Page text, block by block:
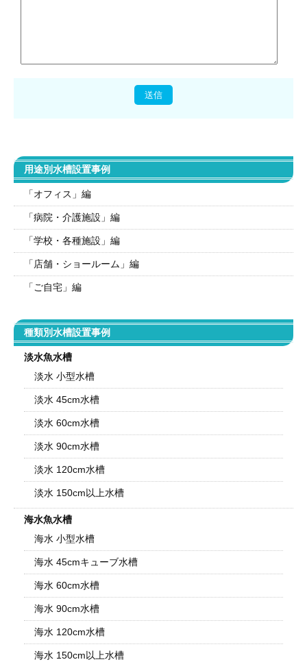
用途別水槽設置事例
「オフィス」編
「病院・介護施設」編
「学校・各種施設」編
「店舗・ショールーム」編
「ご自宅」編
種類別水槽設置事例
淡水魚水槽
淡水 小型水槽
淡水 45cm水槽
淡水 60cm水槽
淡水 90cm水槽
淡水 120cm水槽
淡水 150cm以上水槽
海水魚水槽
海水 小型水槽
海水 45cmキューブ水槽
海水 60cm水槽
海水 90cm水槽
海水 120cm水槽
海水 150cm以上水槽